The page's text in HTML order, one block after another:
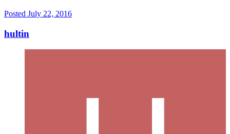
Posted July 22, 2016
hultin